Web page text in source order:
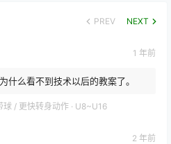
PREV NEXT
1 年前
什么看不到技术以后的教案了。
/ 更快转身动作 · U8~U16
2 年前